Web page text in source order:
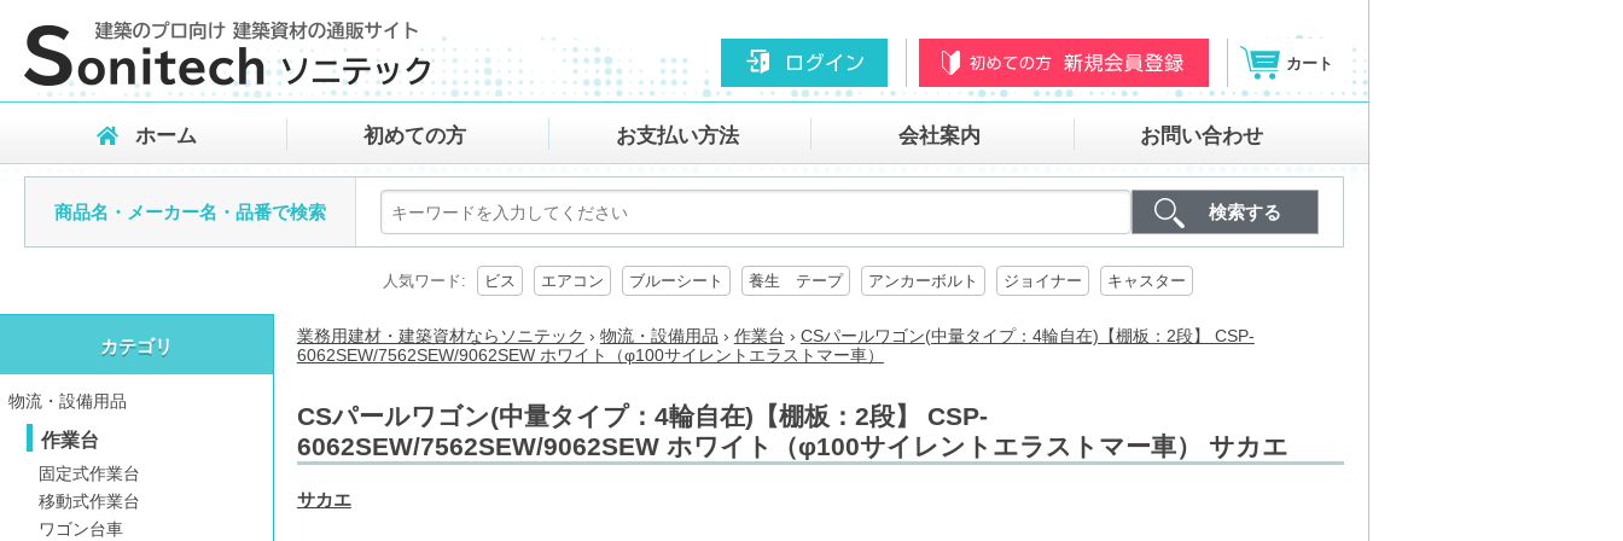
カート
ホーム 初めての方 お支払い方法 会社案内 お問い合わせ
商品名・メーカー名・品番で検索
人気ワード: ビス エアコン ブルーシート 養生 テープ アンカーボルト ジョイナー キャスター
カテゴリ
物流・設備用品
作業台
固定式作業台
移動式作業台
ワゴン台車
業務用建材・建築資材ならソニテック › 物流・設備用品 › 作業台 › CSパールワゴン(中量タイプ：4輪自在)【棚板：2段】 CSP-
6062SEW/7562SEW/9062SEW ホワイト（φ100サイレントエラストマー車）
CSパールワゴン(中量タイプ：4輪自在)【棚板：2段】 CSP-
6062SEW/7562SEW/9062SEW ホワイト（φ100サイレントエラストマー車） サカエ
サカエ